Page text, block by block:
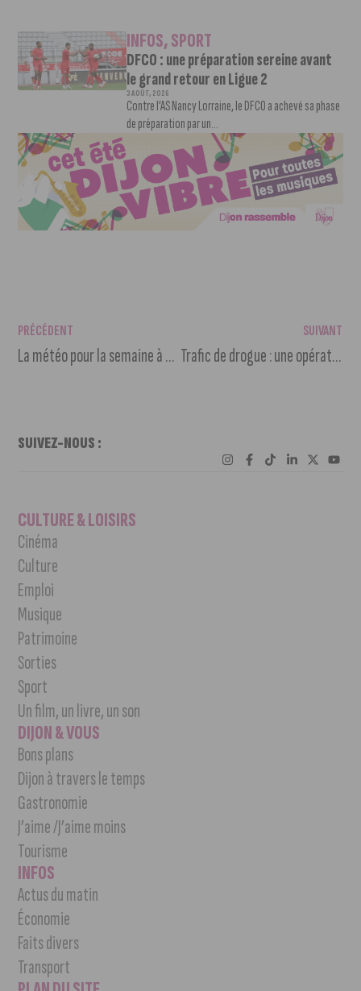
INFOS,SPORT
DFCO : une préparation sereine avant
le grand retour en Ligue 2
3 AOÛT, 2026
Contre l’AS Nancy Lorraine, le DFCO a achevé sa phase
de préparation par un...
PRÉCÉDENT
La météo pour la semaine à venir
SUIVANT
Trafic de drogue : une opération « Place nette XXL » lancée
SUIVEZ-NOUS :
CULTURE & LOISIRS
Cinéma
Culture
Emploi
Musique
Patrimoine
Sorties
Sport
Un film, un livre, un son
DIJON & VOUS
Bons plans
Dijon à travers le temps
Gastronomie
J’aime /J’aime moins
Tourisme
INFOS
Actus du matin
Économie
Faits divers
Transport